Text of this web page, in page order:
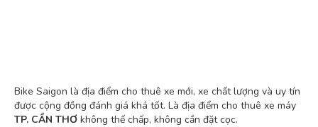
Bike Saigon là địa điểm cho thuê xe mới, xe chất lượng và uy tín
được cộng đồng đánh giá khá tốt. Là địa điểm cho thuê xe máy
TP. CẦN THƠ không thế chấp, không cần đặt cọc.